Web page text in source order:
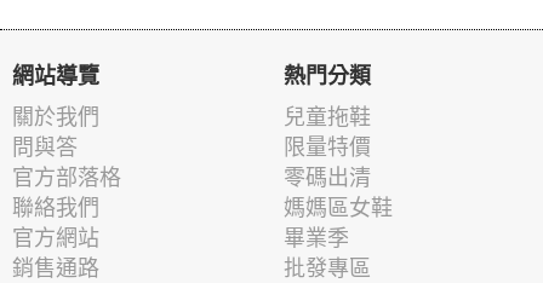
網站導覽
關於我們
問與答
官方部落格
聯絡我們
官方網站
銷售通路
熱門分類
兒童拖鞋
限量特價
零碼出清
媽媽區女鞋
畢業季
批發專區